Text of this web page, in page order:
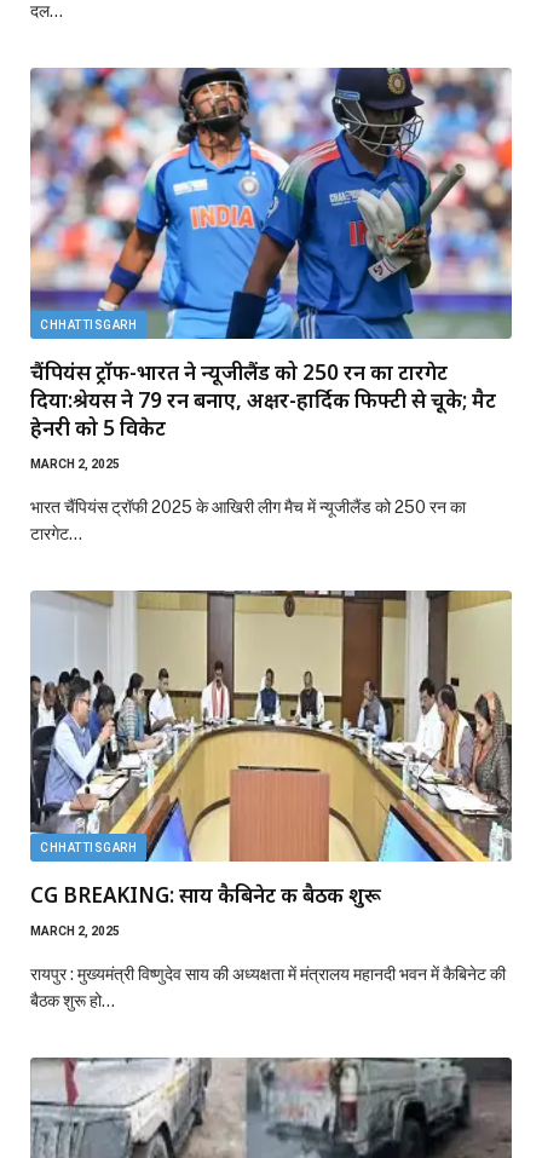
दल…
CHHATTISGARH
चैंपियंस ट्रॉफी-भारत ने न्यूजीलैंड को 250 रन का टारगेट
दिया:श्रेयस ने 79 रन बनाए, अक्षर-हार्दिक फिफ्टी से चूके; मैट
हेनरी को 5 विकेट
MARCH 2, 2025
भारत चैंपियंस ट्रॉफी 2025 के आखिरी लीग मैच में न्यूजीलैंड को 250 रन का
टारगेट…
CHHATTISGARH
CG BREAKING: साय कैबिनेट की बैठक शुरू
MARCH 2, 2025
रायपुर : मुख्यमंत्री विष्णुदेव साय की अध्यक्षता में मंत्रालय महानदी भवन में कैबिनेट की
बैठक शुरू हो…